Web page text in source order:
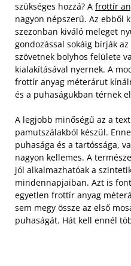
szükséges hozzá? A frottír
nagyon népszerű. Az ebből
szezonban kiváló meleget
gondozással sokáig bírják
szövetnek bolyhos felülete
kialakításával nyernek. A
frottír anyag méterárut
és a puhaságukban térnek
A legjobb minőségű az a
pamutszálakból készül.
puhasága és a tartóssága,
nagyon kellemes. A
jól alkalmazhatóak a
mindennapjaiban. Azt is
egyetlen frottír anyag
sem megy össze az első
puhaságát. Hát kell ennél